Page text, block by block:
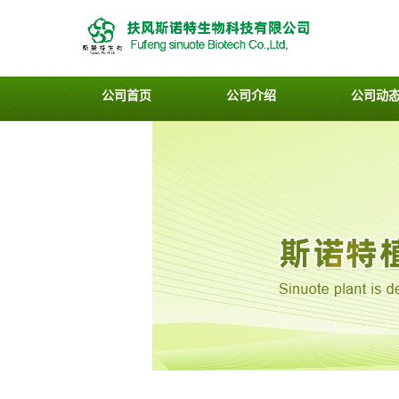
公司首页 公司介绍 公司动